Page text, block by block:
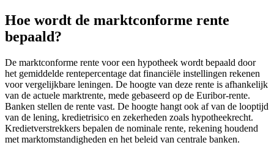
Hoe wordt de marktconforme rente
bepaald?
De marktconforme rente voor een hypotheek wordt bepaald door
het gemiddelde rentepercentage dat financiële instellingen rekenen
voor vergelijkbare leningen. De hoogte van deze rente is afhankelijk
van de actuele marktrente, mede gebaseerd op de Euribor-rente.
Banken stellen de rente vast. De hoogte hangt ook af van de looptijd
van de lening, kredietrisico en zekerheden zoals hypotheekrecht.
Kredietverstrekkers bepalen de nominale rente, rekening houdend
met marktomstandigheden en het beleid van centrale banken.